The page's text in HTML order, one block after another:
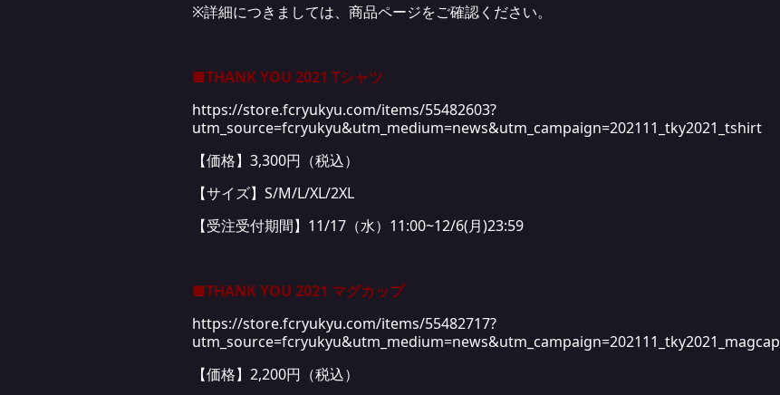
※詳細につきましては、商品ページをご確認ください。
■THANK YOU 2021 Tシャツ
https://store.fcryukyu.com/items/55482603?
utm_source=fcryukyu&utm_medium=news&utm_campaign=202111_tky2021_tshirt
【価格】3,300円（税込）
【サイズ】S/M/L/XL/2XL
【受注受付期間】11/17（水）11:00~12/6(月)23:59
■THANK YOU 2021 マグカップ
https://store.fcryukyu.com/items/55482717?
utm_source=fcryukyu&utm_medium=news&utm_campaign=202111_tky2021_magcap
【価格】2,200円（税込）